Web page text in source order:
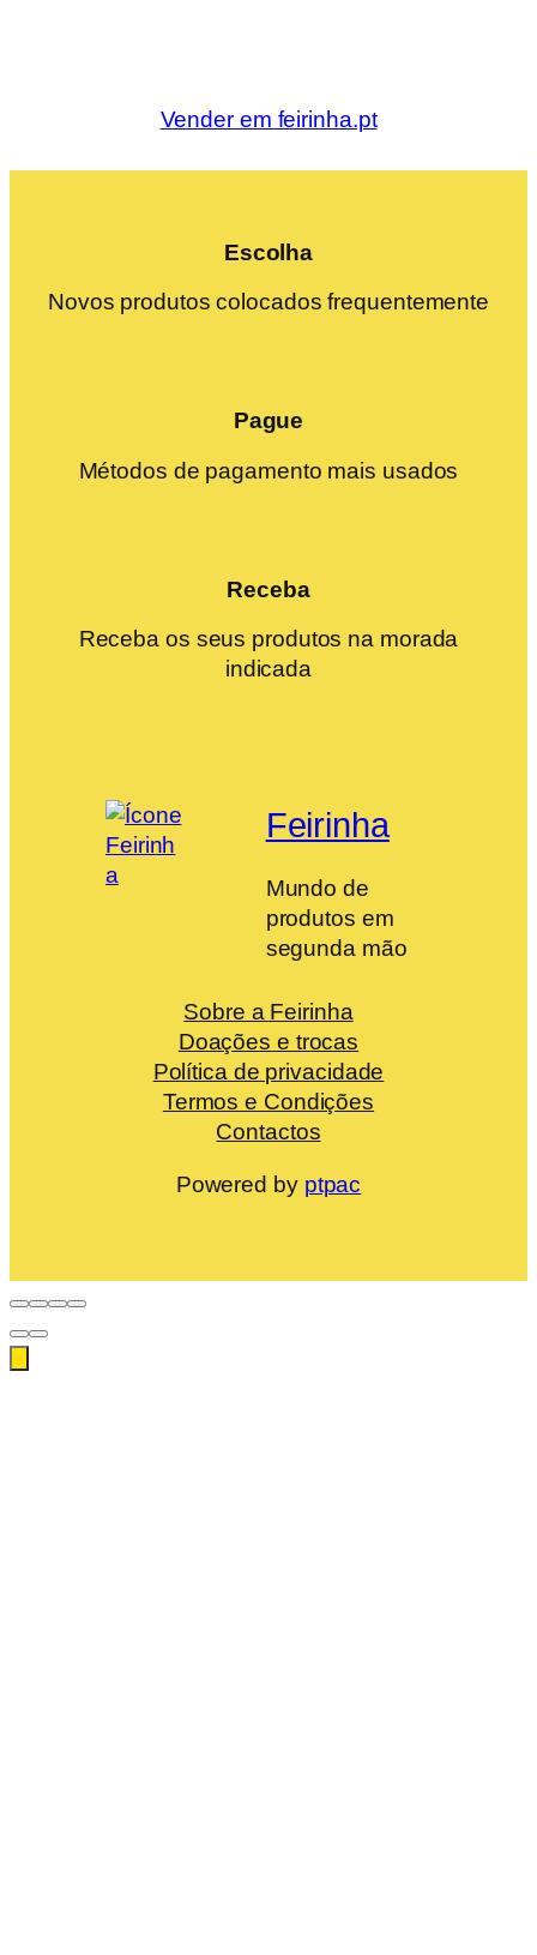
Vender em feirinha.pt
Escolha
Novos produtos colocados frequentemente
Pague
Métodos de pagamento mais usados
Receba
Receba os seus produtos na morada
indicada
Feirinha
Mundo de
produtos em
segunda mão
Sobre a Feirinha
Doações e trocas
Política de privacidade
Termos e Condições
Contactos
Powered by ptpac